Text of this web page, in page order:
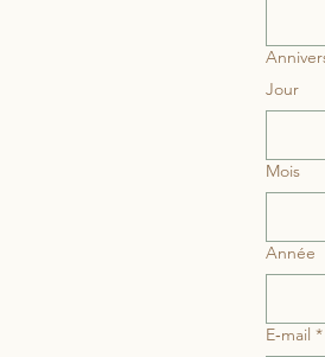
Jour
Mois
Année
E‑mail *